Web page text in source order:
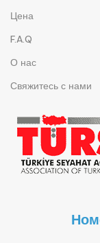
Цена
F.A.Q
О нас
Свяжитесь с нами